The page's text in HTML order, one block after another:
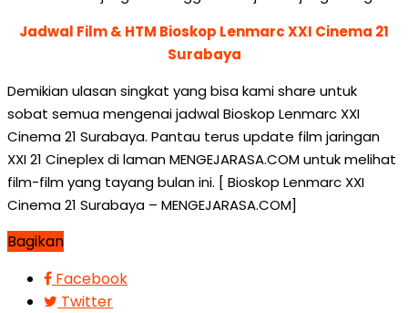
Jadwal Film & HTM Bioskop Lenmarc XXI Cinema 21
Surabaya
Demikian ulasan singkat yang bisa kami share untuk
sobat semua mengenai jadwal Bioskop Lenmarc XXI
Cinema 21 Surabaya. Pantau terus update film jaringan
XXI 21 Cineplex di laman MENGEJARASA.COM untuk melihat
film-film yang tayang bulan ini. [ Bioskop Lenmarc XXI
Cinema 21 Surabaya – MENGEJARASA.COM]
Bagikan
Facebook
Twitter